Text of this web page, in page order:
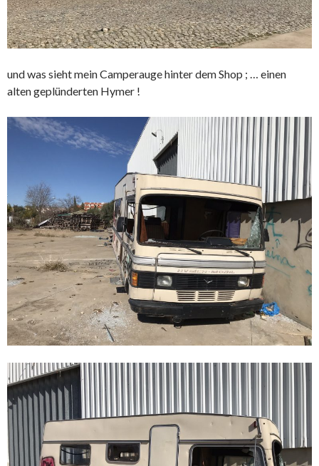
und was sieht mein Camperauge hinter dem Shop ; … einen
alten geplünderten Hymer !